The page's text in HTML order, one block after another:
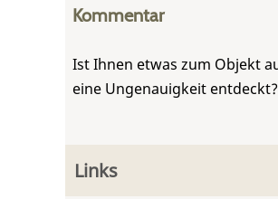
Kommentar
Ist Ihnen etwas zum Objekt
eine Ungenauigkeit
Links